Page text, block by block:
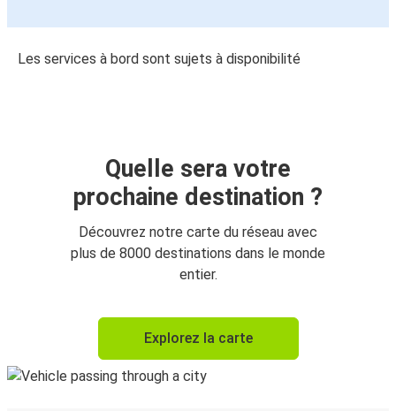
Les services à bord sont sujets à disponibilité
Quelle sera votre
prochaine destination ?
Découvrez notre carte du réseau avec
plus de 8000 destinations dans le monde
entier.
Explorez la carte